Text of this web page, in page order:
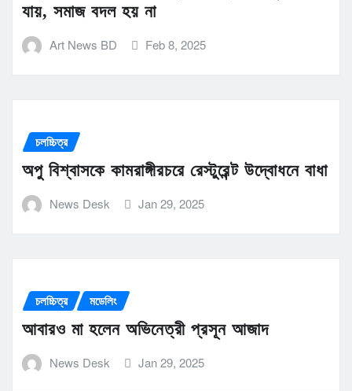
যায়, সমাজ বদল হয় না
Art News BD Feb 8, 2025
চলচ্চিত্র
অপু বিশ্বাসকে কামরাঙ্গীরচরে রেস্টুরেন্ট উদ্বোধনে বাধা
News Desk Jan 29, 2025
চলচ্চিত্র মডেলিং
আবারও মা হলেন অভিনেত্রী প্রসূন আজাদ
News Desk Jan 29, 2025